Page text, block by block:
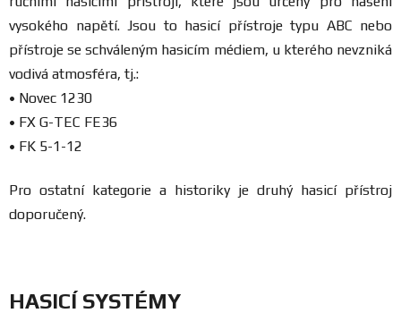
FANOUŠCI
Profil
firmy
podmínky
Blog
vysokého napětí. Jsou to hasicí přístroje typu ABC nebo
přístroje se schváleným hasicím médiem, u kterého nevzniká
vodivá atmosféra, tj.:
• Novec 1230
• FX G-TEC FE36
• FK 5-1-12
Pro ostatní kategorie a historiky je druhý hasicí přístroj
doporučený.
HASICÍ SYSTÉMY